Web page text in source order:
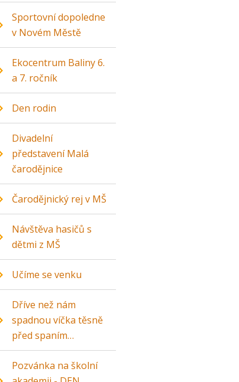
Sportovní dopoledne
v Novém Městě
Ekocentrum Baliny 6.
a 7. ročník
Den rodin
Divadelní
představení Malá
čarodějnice
Čarodějnický rej v MŠ
Návštěva hasičů s
dětmi z MŠ
Učíme se venku
Dříve než nám
spadnou víčka těsně
před spaním…
Pozvánka na školní